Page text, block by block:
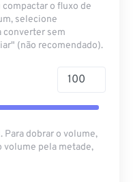
o fluxo de
selecione
converter sem
(não recomendado).
dobrar o volume,
volume pela metade,